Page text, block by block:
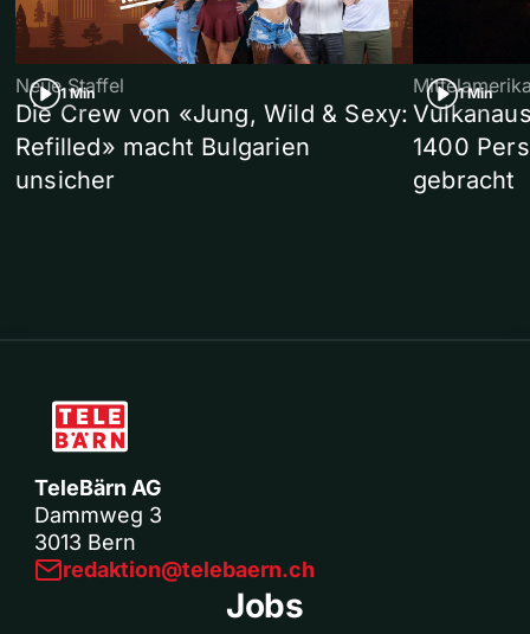
1 Min
Neue Staffel
Die Crew von «Jung, Wild & Sexy:
Refilled» macht Bulgarien
unsicher
1 Min
1400
gebracht
TeleBärn AG
Dammweg 3
3013 Bern
redaktion@telebaern.ch
Jobs